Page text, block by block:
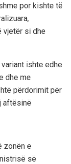
por kishte të
vjetër si dhe
ishte edhe
dhe me
përdorimit për
aftësinë
zonën e
së